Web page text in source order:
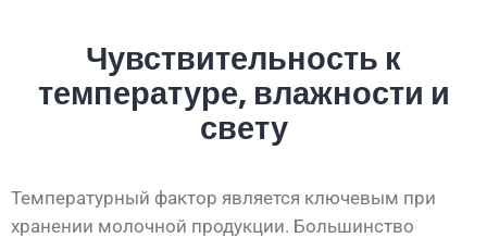
Чувствительность к
температуре, влажности и
свету
Температурный фактор является ключевым при
хранении молочной продукции. Большинство